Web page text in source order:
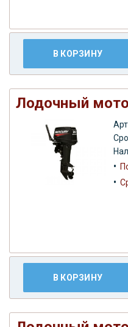
В КОРЗИНУ
Лодочный
•
•
В КОРЗИНУ